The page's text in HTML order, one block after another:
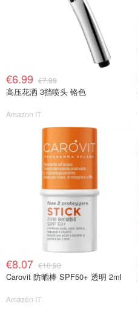
€6.99 €7.99
高压花洒 3挡喷头 铬色
Amazon IT
€8.07 €10.90
Carovit 防晒棒 SPF50+ 透明 2ml
Amazon IT